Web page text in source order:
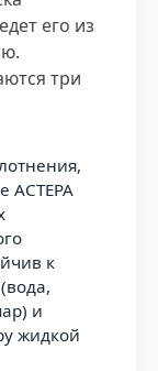
его из
три
АСТЕРА
к
и
жидкой